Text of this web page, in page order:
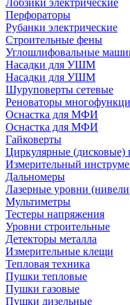
Лобзики электрические
Перфораторы
Рубанки электрические
Строительные фены
Углошлифовальные
Насадки для УШМ
Насадки для УШМ
Шуруповерты сетевые
Реноваторы
Оснастка для МФИ
Оснастка для МФИ
Гайковерты
Циркулярные (дисковые)
Измерительный
Дальномеры
Лазерные уровни
Мультиметры
Тестеры напряжения
Уровни строительные
Детекторы металла
Измерительные клещи
Тепловая техника
Пушки тепловые
Пушки газовые
Пушки дизельные